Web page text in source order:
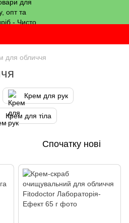
для обличчя
Крем для рук
Крем для тіла
Спочатку нові